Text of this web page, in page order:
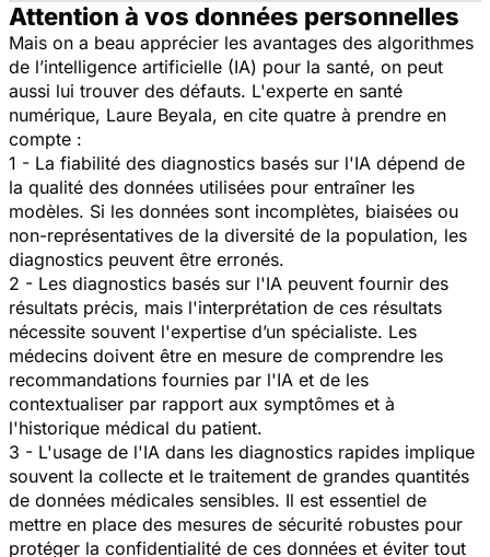
Attention à vos données personnelles
Mais on a beau apprécier les avantages des algorithmes
de l’intelligence artificielle (IA) pour la santé, on peut
aussi lui trouver des défauts. L'experte en santé
numérique, Laure Beyala, en cite quatre à prendre en
compte :
1 - La fiabilité des diagnostics basés sur l'IA dépend de
la qualité des données utilisées pour entraîner les
modèles. Si les données sont incomplètes, biaisées ou
non-représentatives de la diversité de la population, les
diagnostics peuvent être erronés.
2 - Les diagnostics basés sur l'IA peuvent fournir des
résultats précis, mais l'interprétation de ces résultats
nécessite souvent l'expertise d’un spécialiste. Les
médecins doivent être en mesure de comprendre les
recommandations fournies par l'IA et de les
contextualiser par rapport aux symptômes et à
l'historique médical du patient.
3 - L'usage de l'IA dans les diagnostics rapides implique
souvent la collecte et le traitement de grandes quantités
de données médicales sensibles. Il est essentiel de
mettre en place des mesures de sécurité robustes pour
protéger la confidentialité de ces données et éviter tout